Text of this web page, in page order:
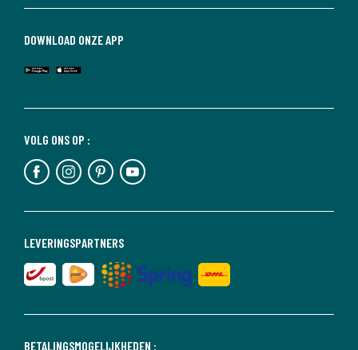
BETALINGSMOGELIJKHEDEN :
LEVERINGSPARTNERS
VOLG ONS OP :
DOWNLOAD ONZE APP